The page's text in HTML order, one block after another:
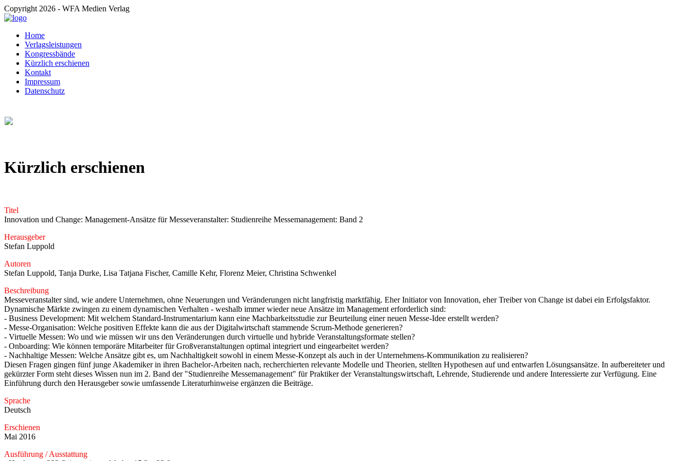
Copyright 2026 - WFA Medien Verlag
Home
Verlagsleistungen
Kongressbände
Kürzlich erschienen
Kontakt
Impressum
Datenschutz
Kürzlich erschienen
Titel
Innovation und Change: Management-Ansätze für Messeveranstalter: Studienreihe Messemanagement: Band 2
Herausgeber
Stefan Luppold
Autoren
Stefan Luppold, Tanja Durke, Lisa Tatjana Fischer, Camille Kehr, Florenz Meier, Christina Schwenkel
Beschreibung
Messeveranstalter sind, wie andere Unternehmen, ohne Neuerungen und Veränderungen nicht langfristig marktfähig. Eher Initiator von Innovation, eher Treiber von Change ist dabei ein Erfolgsfaktor.
Dynamische Märkte zwingen zu einem dynamischen Verhalten - weshalb immer wieder neue Ansätze im Management erforderlich sind:
- Business Development: Mit welchem Standard-Instrumentarium kann eine Machbarkeitsstudie zur Beurteilung einer neuen Messe-Idee erstellt werden?
- Messe-Organisation: Welche positiven Effekte kann die aus der Digitalwirtschaft stammende Scrum-Methode generieren?
- Virtuelle Messen: Wo und wie müssen wir uns den Veränderungen durch virtuelle und hybride Veranstaltungsformate stellen?
- Onboarding: Wie können temporäre Mitarbeiter für Großveranstaltungen optimal integriert und eingearbeitet werden?
- Nachhaltige Messen: Welche Ansätze gibt es, um Nachhaltigkeit sowohl in einem Messe-Konzept als auch in der Unternehmens-Kommunikation zu realisieren?
Diesen Fragen gingen fünf junge Akademiker in ihren Bachelor-Arbeiten nach, recherchierten relevante Modelle und Theorien, stellten Hypothesen auf und entwarfen Lösungsansätze. In aufbereiteter und
gekürzter Form steht dieses Wissen nun im 2. Band der "Studienreihe Messemanagement" für Praktiker der Veranstaltungswirtschaft, Lehrende, Studierende und andere Interessierte zur Verfügung. Eine
Einführung durch den Herausgeber sowie umfassende Literaturhinweise ergänzen die Beiträge.
Sprache
Deutsch
Erschienen
Mai 2016
Ausführung / Ausstattung